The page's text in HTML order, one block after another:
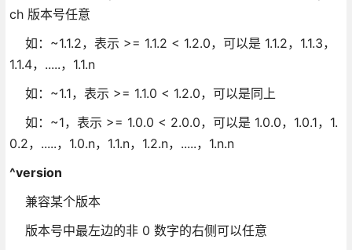
ch 版本号任意
如：~1.1.2，表示 >= 1.1.2 < 1.2.0，可以是 1.1.2，1.1.3，
1.1.4，.....，1.1.n
如：~1.1，表示 >= 1.1.0 < 1.2.0，可以是同上
如：~1，表示 >= 1.0.0 < 2.0.0，可以是 1.0.0，1.0.1，1.
0.2，.....，1.0.n，1.1.n，1.2.n，.....，1.n.n
^version
兼容某个版本
版本号中最左边的非 0 数字的右侧可以任意